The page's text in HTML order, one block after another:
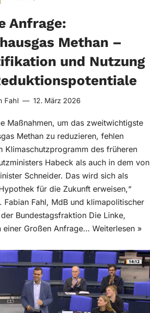
Anfrage:
Methan –
und Nutzung
Fahl 12. März 2026
Maßnahmen, um das zweitwichtigste
Methan zu reduzieren, fehlen
Klimaschutzprogramm des früheren
Habeck als auch in dem von
Schneider. Das wird sich als
für die Zukunft erweisen,“
Fabian Fahl, MdB und klimapolitischer
Bundestagsfraktion Die Linke,
einer Großen Anfrage… Weiterlesen »